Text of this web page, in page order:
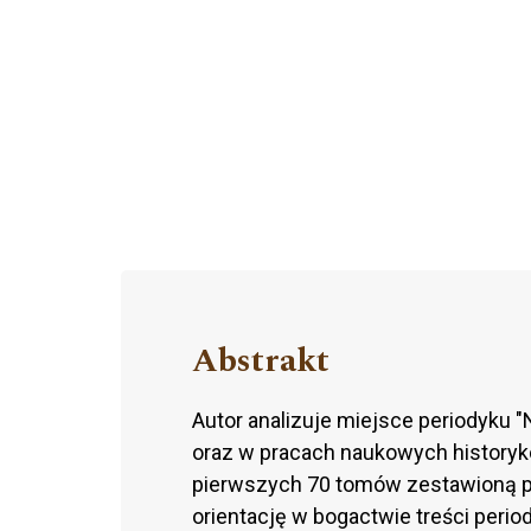
Abstrakt
Autor analizuje miejsce periodyku
oraz w pracach naukowych
pierwszych 70 tomów zestawioną
orientację w bogactwie treści